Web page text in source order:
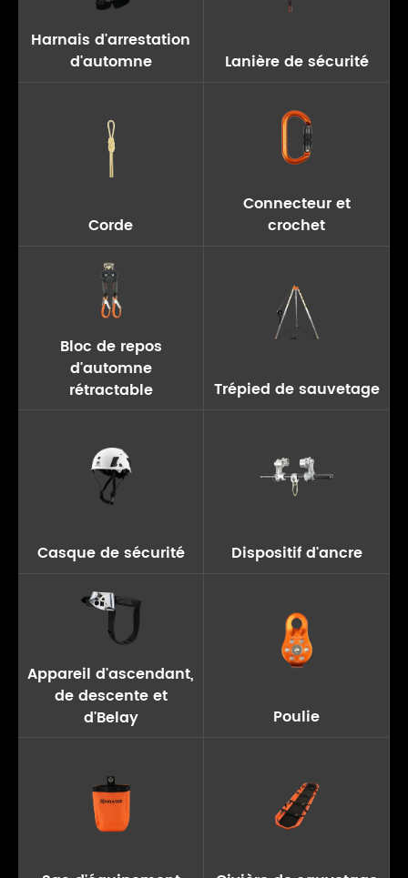
Harnais d'arrestation
d'automne
Lanière de sécurité
Corde
Connecteur et
crochet
Bloc de repos
d'automne
rétractable
Trépied de sauvetage
Casque de sécurité Dispositif d'ancre
Appareil d'ascendant,
de descente et
d'Belay
Poulie